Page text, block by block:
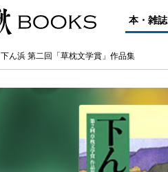
本・雑誌
下ん浜 第二回「草枕文学賞」作品集